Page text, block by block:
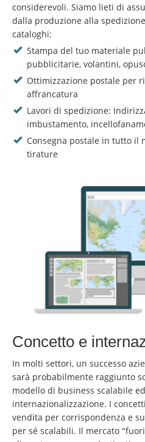
considerevoli. Siamo lieti di
dalla produzione alla
cataloghi:
Stampa del tuo materiale
pubblicitarie, volantini,
Ottimizzazione postale per
affrancatura
Lavori di spedizione:
imbustamento,
Consegna postale in tutto il
tirature
Concetto e
In molti settori, un successo
sarà probabilmente raggiunto
modello di business scalabile
internazionalizzazione. I
vendita per corrispondenza e
per sé scalabili. Il mercato